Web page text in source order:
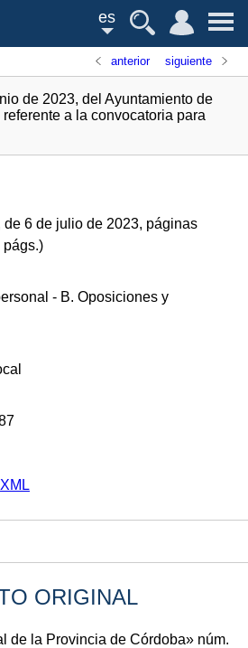
es
anterior siguiente
de 2023, del Ayuntamiento de
a la convocatoria para
de 6 de julio de 2023, páginas
págs.)
- B. Oposiciones y
XML
ORIGINAL
de la Provincia de Córdoba» núm.